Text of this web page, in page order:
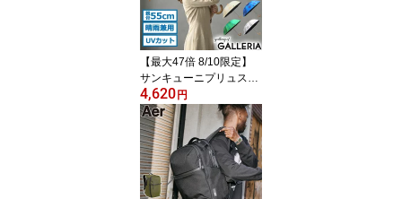
ジフォールディング アン
ブレラ CS008-001-002
【最大47倍 8/10限定】
サンキューニプリュスエ
ム 傘 レディース ブラン
ド 392plusm 長傘 軽量
軽い 丈夫 晴雨兼用傘 日
傘 雨傘 遮光 遮熱 UVカ
ット 手開き 大人 女性 可
愛い かわいい カラー 水
玉 親骨55cm maru UV p
4,620円